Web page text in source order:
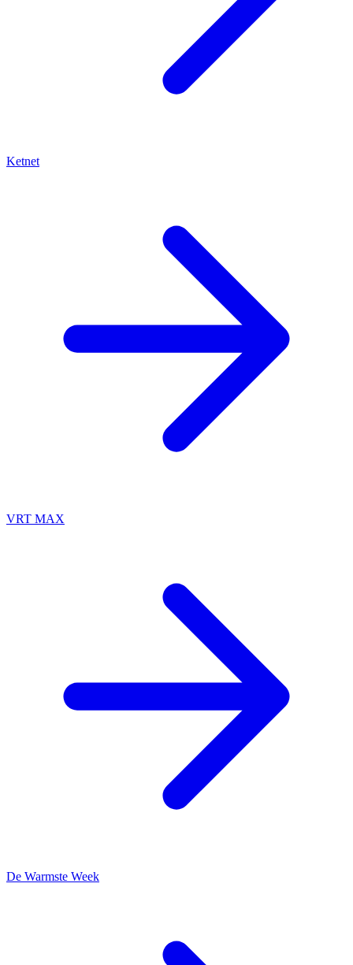
Ketnet
VRT MAX
De Warmste Week